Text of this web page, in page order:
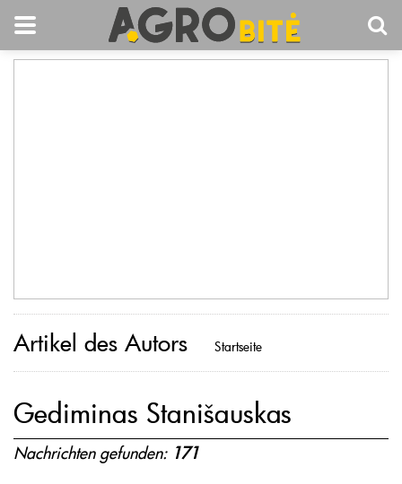
Artikel des Autors Startseite
Gediminas Stanišauskas
Nachrichten gefunden: 171